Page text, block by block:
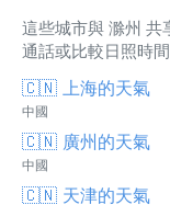
這些城市與 滁州
通話或比較日照時間
🇨🇳 上海的天氣
中國
🇨🇳 廣州的天氣
中國
🇨🇳 天津的天氣